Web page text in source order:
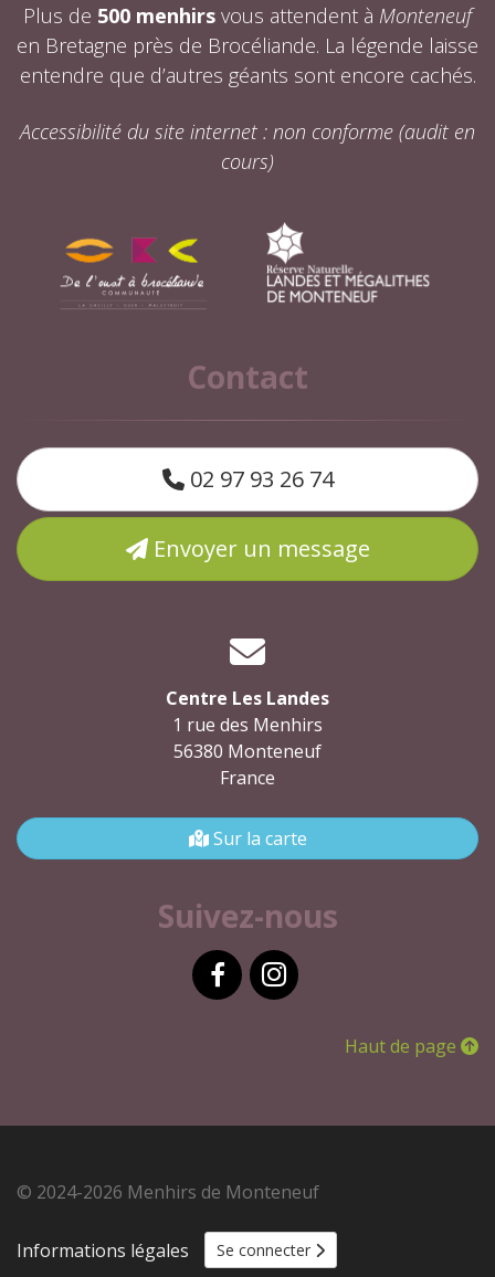
Plus de 500 menhirs vous attendent à Monteneuf
en Bretagne près de Brocéliande. La légende laisse
entendre que d’autres géants sont encore cachés.
Accessibilité du site internet : non conforme (audit en
cours)
Contact
02 97 93 26 74
Envoyer un message
Centre Les Landes
1 rue des Menhirs
56380 Monteneuf
France
Sur la carte
Suivez-nous
Haut de page
© 2024-2026 Menhirs de Monteneuf
Informations légales Se connecter